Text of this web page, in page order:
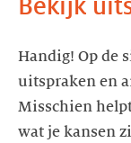
Bekijk
Handig! Op de
uitspraken en
Misschien
wat je kansen